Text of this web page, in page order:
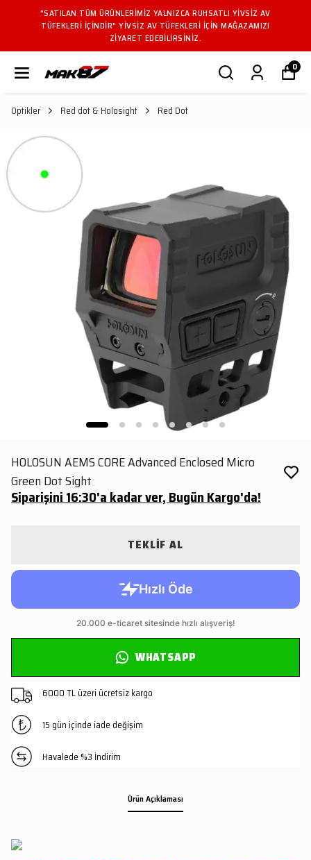
"SATILAN TÜM ÜRÜNLERIMIZ YALNIZCA RUHSATLI YIVSIZ AV
TÜFEKLERI IÇINDIR" YIVSIZ AV TÜFEKLERI IÇIN MAĞAZAMIZI
ZIYARET EDEBILIRSINIZ.
0
Optikler Red dot & Holosight Red Dot
HOLOSUN AEMS CORE Advanced Enclosed Micro
Green Dot Sight
Siparişini 16:30'a kadar ver, Bugün Kargo'da!
TEKLİF AL
WHATSAPP
6000 TL üzeri ücretsiz kargo
15 gün içinde iade değişim
Havalede %3 İndirim
Ürün Açıklaması